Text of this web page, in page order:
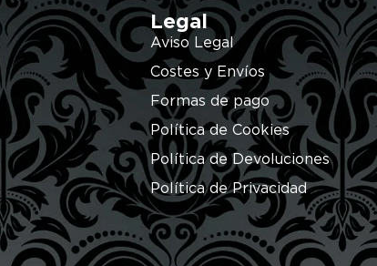
Legal
Aviso Legal
Costes y Envíos
Formas de pago
Política de Cookies
Política de Devoluciones
Política de Privacidad